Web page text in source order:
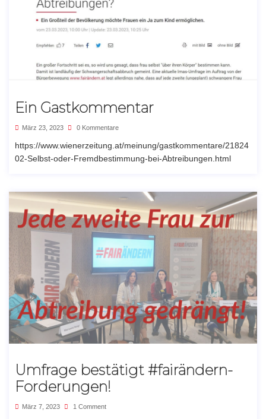
Ein Gastkommentar
März 23, 2023 0 Kommentare
https://www.wienerzeitung.at/meinung/gastkommentare/21824
02-Selbst-oder-Fremdbestimmung-bei-Abtreibungen.html
Umfrage bestätigt #fairändern-
Forderungen!
März 7, 2023 1 Comment